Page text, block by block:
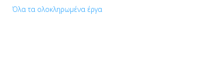
Όλα τα ολοκληρωμένα έργα